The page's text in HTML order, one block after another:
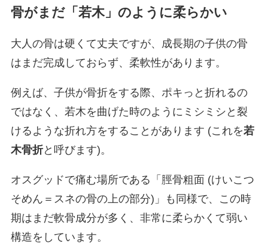
骨がまだ「若木」のように柔らかい
大人の骨は硬くて丈夫ですが、成長期の子供の骨
はまだ完成しておらず、柔軟性があります。
例えば、子供が骨折をする際、ポキっと折れるの
ではなく、若木を曲げた時のようにミシミシと裂
けるような折れ方をすることがあります (これを若
木骨折と呼びます)。
オスグッドで痛む場所である「脛骨粗面 (けいこつ
そめん＝スネの骨の上の部分)」も同様で、この時
期はまだ軟骨成分が多く、非常に柔らかくて弱い
構造をしています。